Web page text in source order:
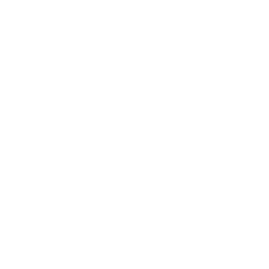
care permite saltelei sa respire si, implicit, reduce riscul ca
acesta fixeaza salteaua in pozitia corecta.
diferite obiecte si accesorii, precum
cu un
bumbac si bumbac jerseu, intr-o gama variata de culori si